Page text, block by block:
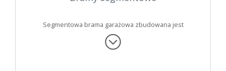
Segmentowa brama garażowa zbudowana jest
grubości 45 mm
pianką poliuretanową.